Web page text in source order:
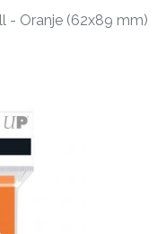
- Oranje (62x89 mm)